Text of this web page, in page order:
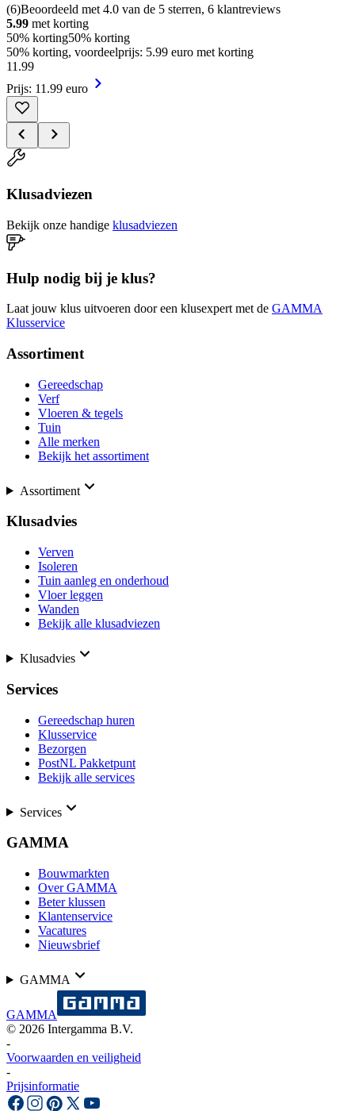
(6)Beoordeeld met 4.0 van de 5 sterren, 6 klantreviews
5.99 met korting
50% korting50% korting
50% korting, voordeelprijs: 5.99 euro met korting
11.99
Prijs: 11.99 euro
Klusadviezen
Bekijk onze handige klusadviezen
Hulp nodig bij je klus?
Laat jouw klus uitvoeren door een klusexpert met de GAMMA
Klusservice
Assortiment
Gereedschap
Verf
Vloeren & tegels
Tuin
Alle merken
Bekijk het assortiment
Assortiment
Klusadvies
Verven
Isoleren
Tuin aanleg en onderhoud
Vloer leggen
Wanden
Bekijk alle klusadviezen
Klusadvies
Services
Gereedschap huren
Klusservice
Bezorgen
PostNL Pakketpunt
Bekijk alle services
Services
GAMMA
Bouwmarkten
Over GAMMA
Beter klussen
Klantenservice
Vacatures
Nieuwsbrief
GAMMA
GAMMA
© 2026 Intergamma B.V.
-
Voorwaarden en veiligheid
-
Prijsinformatie